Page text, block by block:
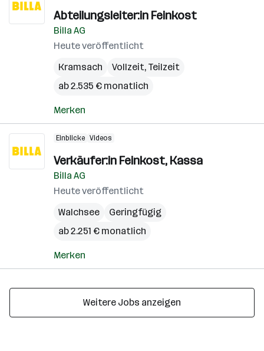
Abteilungsleiter:in Feinkost
Billa AG
Heute veröffentlicht
Kramsach
Vollzeit, Teilzeit
ab 2.535 € monatlich
Merken
Einblicke Videos
Verkäufer:in Feinkost, Kassa
Billa AG
Heute veröffentlicht
Walchsee
Geringfügig
ab 2.251 € monatlich
Merken
Weitere Jobs anzeigen